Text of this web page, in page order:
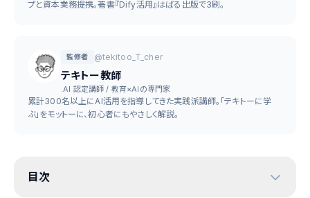
プと資本業務提携。著書『Dify活用』はぱる出版で3刷。
監修者 @tekitoo_T_cher
テキトー教師
.AI 認定講師 / 教育×AIの専門家
累計300名以上にAI活用を指導してきた実践派講師。「テキトーに学
ぶ」をモットーに、初心者にもやさしく解説。
目次